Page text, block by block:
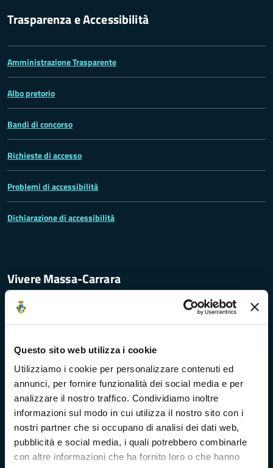
Questo sito web utilizza i cookie
Utilizziamo i cookie per personalizzare contenuti ed
annunci, per fornire funzionalità dei social media e per
analizzare il nostro traffico. Condividiamo inoltre
informazioni sul modo in cui utilizza il nostro sito con i
nostri partner che si occupano di analisi dei dati web,
pubblicità e social media, i quali potrebbero combinarle
con altre informazioni che ha fornito loro o che hanno
Trasparenza e Accessibilità
Amministrazione Trasparente
Albo pretorio
Bandi di concorso
Richieste di accesso
Problemi di accessibilità
Dichiarazione di accessibilità
Vivere Massa-Carrara
Rete dei Musei, Terre dei Malaspina e delle Statue Stele
Archivio della Provincia di Massa-Carrara
Rete Provinciale delle Biblioteche
Istituto Valorizzazione Castelli
Turismo Massa-Cararara